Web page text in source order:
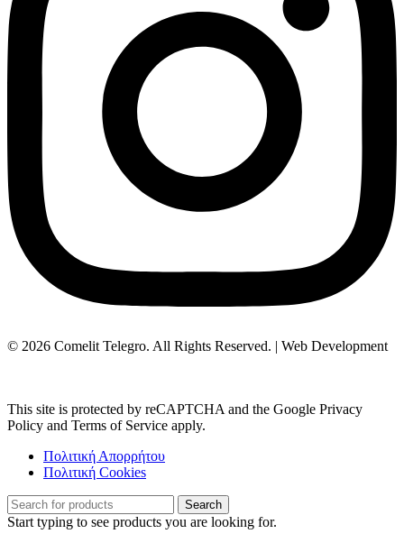
© 2026 Comelit Telegro. All Rights Reserved. | Web Development
This site is protected by reCAPTCHA and the Google Privacy
Policy and Terms of Service apply.
Πολιτική Απορρήτου
Πολιτική Cookies
Search
Start typing to see products you are looking for.